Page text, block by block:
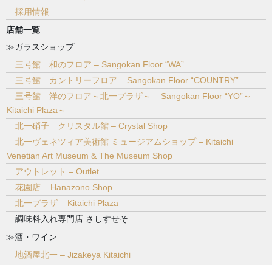
採用情報
店舗一覧
≫ガラスショップ
三号館 和のフロア – Sangokan Floor “WA”
三号館 カントリーフロア – Sangokan Floor “COUNTRY”
三号館 洋のフロア～北一プラザ～ – Sangokan Floor “YO”～
Kitaichi Plaza～
北一硝子 クリスタル館 – Crystal Shop
北一ヴェネツィア美術館 ミュージアムショップ – Kitaichi
Venetian Art Museum & The Museum Shop
アウトレット – Outlet
花園店 – Hanazono Shop
北一プラザ – Kitaichi Plaza
調味料入れ専門店 さしすせそ
≫酒・ワイン
地酒屋北一 – Jizakeya Kitaichi